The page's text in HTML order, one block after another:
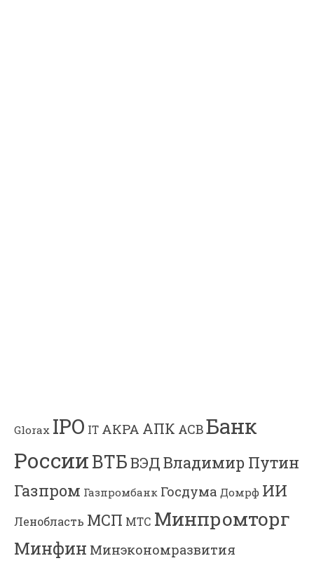
Glorax IPO IT АКРА АПК АСВБанк
РоссииВТБВЭДВладимир Путин
Газпром Газпромбанк Госдума Домрф ИИ
Ленобласть МСП МТС Минпромторг
Минфин Минэкономразвития